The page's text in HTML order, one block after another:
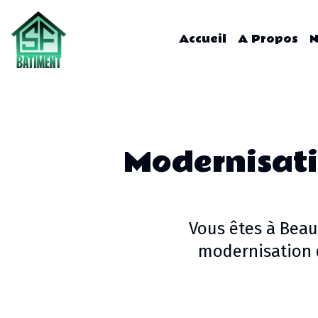
Accueil A Propos
Vous êtes à
modernisation